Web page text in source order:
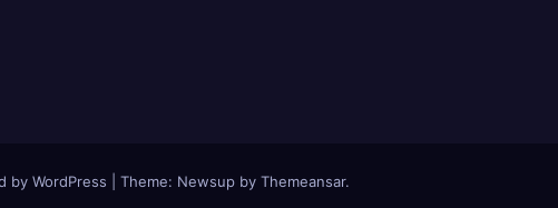
by WordPress Theme: Newsupby Themeansar.